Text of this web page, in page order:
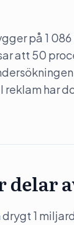
på 1
att 50
har
delar
1